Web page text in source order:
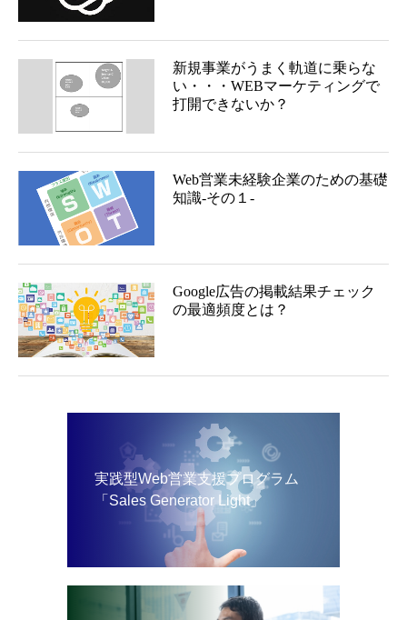
新規事業がうまく軌道に乗らな
い・・・WEBマーケティングで
打開できないか？
Web営業未経験企業のための基礎
知識-その１-
Google広告の掲載結果チェック
の最適頻度とは？
実践型Web営業支援プログラム
「Sales Generator Light」